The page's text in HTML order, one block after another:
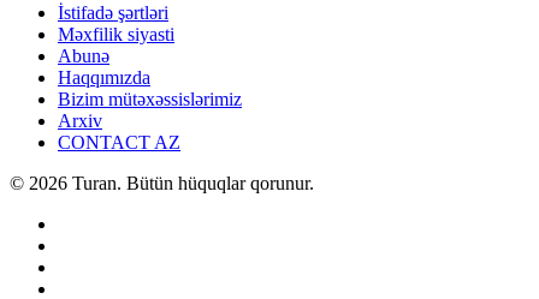
İstifadə şərtləri
Məxfilik siyasti
Abunə
Haqqımızda
Bizim mütəxəssislərimiz
Arxiv
CONTACT AZ
© 2026 Turan. Bütün hüquqlar qorunur.